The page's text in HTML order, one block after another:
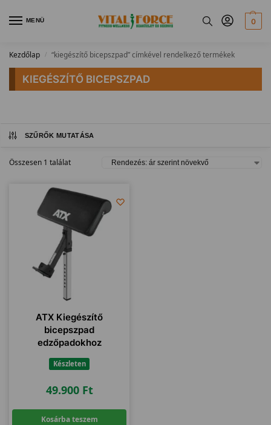
MENÜ 0
Kezdőlap / “kiegészítő bicepszpad” címkével rendelkező termékek
KIEGÉSZÍTŐ BICEPSZPAD
SZŰRŐK MUTATÁSA
Összesen 1 találat
ATX Kiegészítő
bicepszpad
edzőpadokhoz
Készleten
49.900 Ft
Kosárba teszem